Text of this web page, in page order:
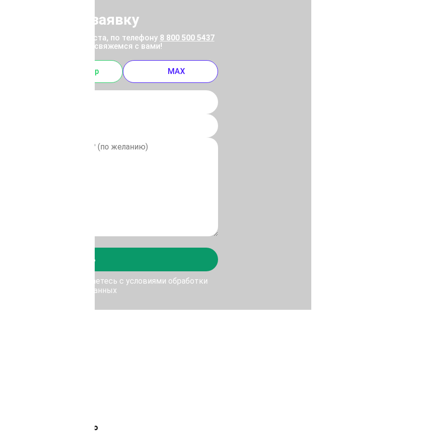
Отправить заявку
позвоните, пожалуйста, по телефону 8 800 500 5437
отправьте заявку, и мы свяжемся с вами!
Whatsapp MAX
Отправить
Отправить, Вы соглашаетесь с условиями обработки
персональных данных
Лемана Про